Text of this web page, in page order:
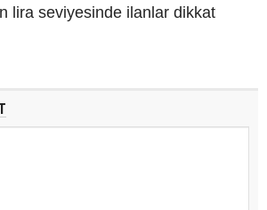
lira seviyesinde ilanlar dikkat